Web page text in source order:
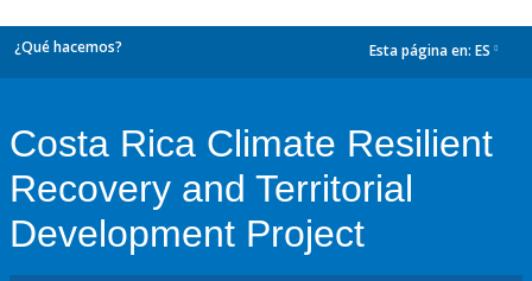
¿Qué hacemos? Esta página en: ES
Costa Rica Climate Resilient
Recovery and Territorial
Development Project